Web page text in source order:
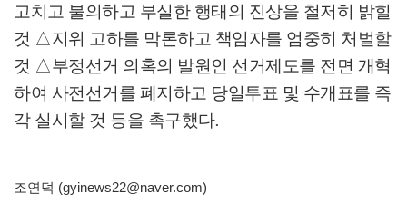
고치고 불의하고 부실한 행태의 진상을 철저히 밝힐
것 △지위 고하를 막론하고 책임자를 엄중히 처벌할
것 △부정선거 의혹의 발원인 선거제도를 전면 개혁
하여 사전선거를 폐지하고 당일투표 및 수개표를 즉
각 실시할 것 등을 촉구했다.
조연덕 (gyinews22@naver.com)